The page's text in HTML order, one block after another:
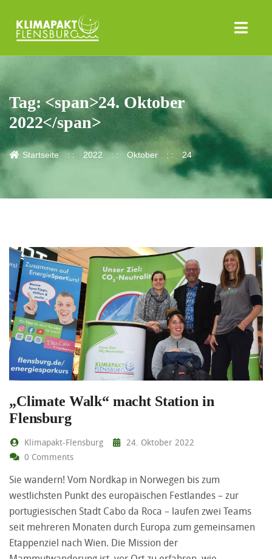
Tag: <span>24. Oktober
2022</span>
Startseite 2022 Oktober 24
„Climate Walk“ macht Station in
Flensburg
Klimapakt-Flensburg
24. Oktober 2022
0 Comments
Sie wandern! Vom Nordkap in Norwegen bis zum
westlichsten Punkt des europäischen Festlandes – zur
portugiesischen Stadt Cabo da Roca – laufen zwei Teams
seit mehreren Monaten durch Europa zum gemeinsamen
Etappenziel nach Wien. Die Mission der